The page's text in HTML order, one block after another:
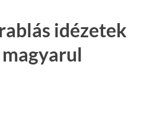
idézetek